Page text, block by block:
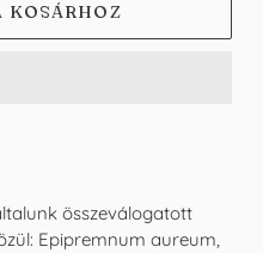
KOSÁRHOZ
összeválogatott
Epipremnum aureum,